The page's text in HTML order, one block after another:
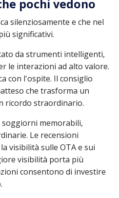
pochi vedono
silenziosamente e che nel
significativi.
da strumenti intelligenti,
le interazioni ad alto valore.
con l'ospite. Il consiglio
che trasforma un
ricordo straordinario.
memorabili,
Le recensioni
visibilità sulle OTA e sui
visibilità porta più
consentono di investire